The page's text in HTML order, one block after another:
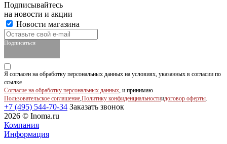
Подписывайтесь
на новости и акции
Новости магазина
Подписаться
Я согласен на обработку персональных данных на условиях, указанных в согласии по
ссылке
Согласие на обработку персональных данных, и принимаю
Пользовательское соглашение,Политику конфиденциальностиидоговор оферты.
+7 (495) 544-70-34 Заказать звонок
2026 © Inoma.ru
Компания
Информация